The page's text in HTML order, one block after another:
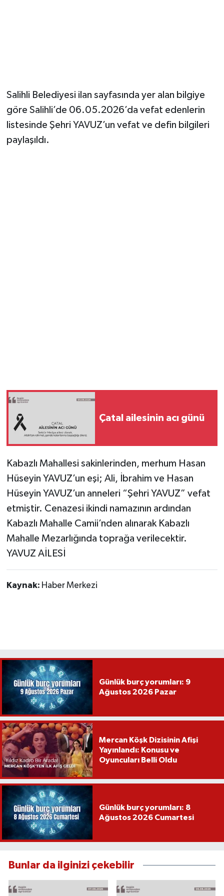
Salihli Belediyesi ilan sayfasında yer alan bilgiye
göre Salihli’de 06.05.2026’da vefat edenlerin
listesinde Şehri YAVUZ’un vefat ve defin bilgileri
paylaşıldı.
Çatal ailesinin acı günü
Kabazlı Mahallesi sakinlerinden, merhum Hasan
Hüseyin YAVUZ’un eşi; Ali, İbrahim ve Hasan
Hüseyin YAVUZ’un anneleri “Şehri YAVUZ” vefat
etmiştir. Cenazesi ikindi namazının ardından
Kabazlı Mahalle Camii’nden alınarak Kabazlı
Mahalle Mezarlığında toprağa verilecektir.
YAVUZ AİLESİ
Kaynak: Haber Merkezi
Günlük burç yorumları: 9
Ağustos 2026 Pazar
Mercan Köşk Dizisinin Afişi
Yayınlandı: Konusu ve
Oyuncuları Belli Oldu
Günlük burç yorumları: 8
Ağustos 2026 Cumartesi
Bunlar da ilginizi çekebilir